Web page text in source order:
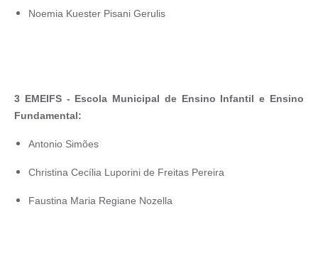
Noemia Kuester Pisani Gerulis
3 EMEIFS - Escola Municipal de Ensino Infantil e Ensino
Fundamental:
Antonio Simões
Christina Cecília Luporini de Freitas Pereira
Faustina Maria Regiane Nozella